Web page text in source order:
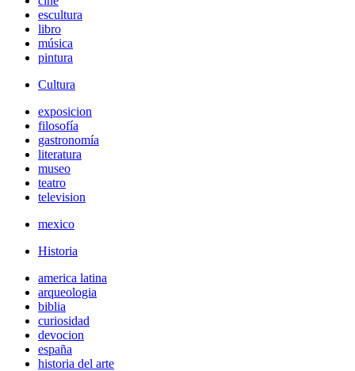
escultura
libro
música
pintura
Cultura
exposicion
filosofía
gastronomía
literatura
museo
teatro
television
mexico
Historia
america latina
arqueologia
biblia
curiosidad
devocion
españa
historia del arte